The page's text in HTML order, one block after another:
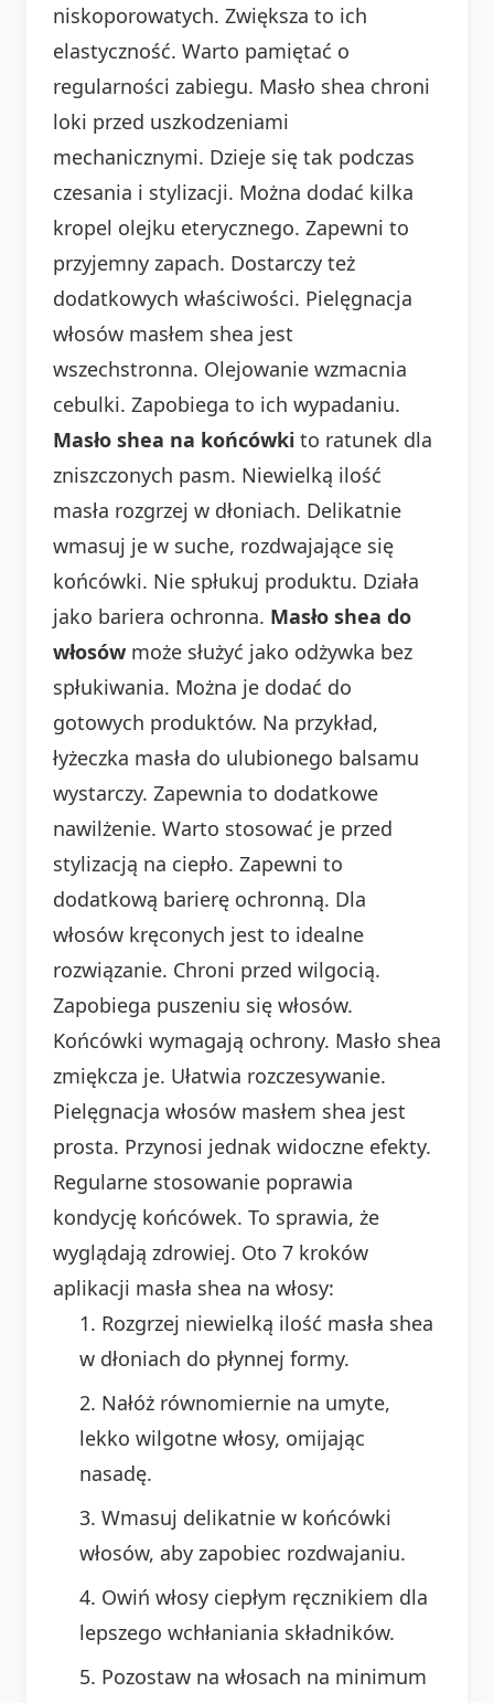
niskoporowatych. Zwiększa to ich
elastyczność. Warto pamiętać o
regularności zabiegu. Masło shea chroni
loki przed uszkodzeniami
mechanicznymi. Dzieje się tak podczas
czesania i stylizacji. Można dodać kilka
kropel olejku eterycznego. Zapewni to
przyjemny zapach. Dostarczy też
dodatkowych właściwości. Pielęgnacja
włosów masłem shea jest
wszechstronna. Olejowanie wzmacnia
cebulki. Zapobiega to ich wypadaniu.
Masło shea na końcówki to ratunek dla
zniszczonych pasm. Niewielką ilość
masła rozgrzej w dłoniach. Delikatnie
wmasuj je w suche, rozdwajające się
końcówki. Nie spłukuj produktu. Działa
jako bariera ochronna. Masło shea do
włosów może służyć jako odżywka bez
spłukiwania. Można je dodać do
gotowych produktów. Na przykład,
łyżeczka masła do ulubionego balsamu
wystarczy. Zapewnia to dodatkowe
nawilżenie. Warto stosować je przed
stylizacją na ciepło. Zapewni to
dodatkową barierę ochronną. Dla
włosów kręconych jest to idealne
rozwiązanie. Chroni przed wilgocią.
Zapobiega puszeniu się włosów.
Końcówki wymagają ochrony. Masło shea
zmiękcza je. Ułatwia rozczesywanie.
Pielęgnacja włosów masłem shea jest
prosta. Przynosi jednak widoczne efekty.
Regularne stosowanie poprawia
kondycję końcówek. To sprawia, że
wyglądają zdrowiej. Oto 7 kroków
aplikacji masła shea na włosy:
Rozgrzej niewielką ilość masła shea
w dłoniach do płynnej formy.
Nałóż równomiernie na umyte,
lekko wilgotne włosy, omijając
nasadę.
Wmasuj delikatnie w końcówki
włosów, aby zapobiec rozdwajaniu.
Owiń włosy ciepłym ręcznikiem dla
lepszego wchłaniania składników.
Pozostaw na włosach na minimum